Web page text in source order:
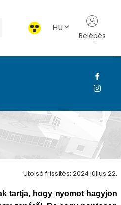
HU
Belépés
Utolsó frissítés: 2024 július 22.
tartja, hogy nyomot hagyjon